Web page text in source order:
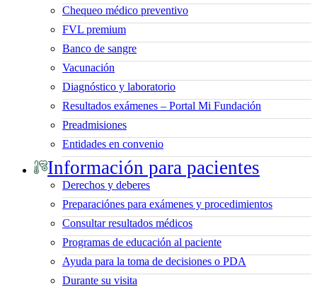
Chequeo médico preventivo
FVL premium
Banco de sangre
Vacunación
Diagnóstico y laboratorio
Resultados exámenes – Portal Mi Fundación
Preadmisiones
Entidades en convenio
Información para pacientes
Derechos y deberes
Preparaciónes para exámenes y procedimientos
Consultar resultados médicos
Programas de educación al paciente
Ayuda para la toma de decisiones o PDA
Durante su visita